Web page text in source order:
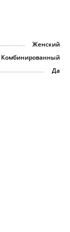
Женский
Комбинированный
Да